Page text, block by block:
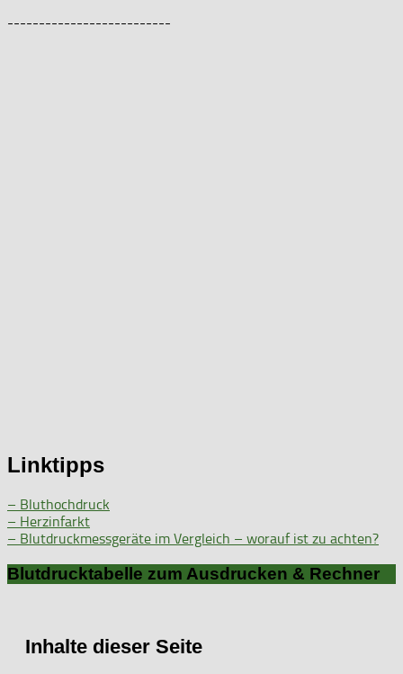
--------------------------
Linktipps
– Bluthochdruck
– Herzinfarkt
– Blutdruckmessgeräte im Vergleich – worauf ist zu achten?
Blutdrucktabelle zum Ausdrucken & Rechner
Inhalte dieser Seite